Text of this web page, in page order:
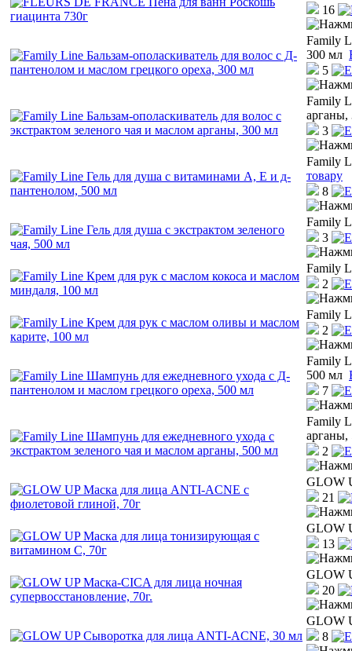
16
Family
300 мл
5
Family
арганы,
3
Family
товару
8
Family
3
Family
2
Family
2
Family
500 мл
7
Family
арганы,
2
GLOW
21
GLOW
13
GLOW
20
GLOW
8